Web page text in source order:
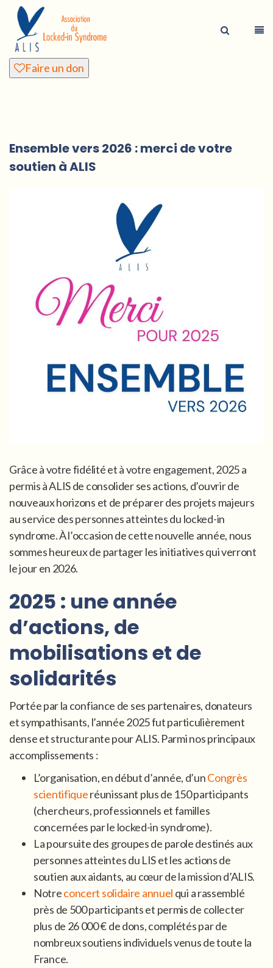
Faire un don
Ensemble vers 2026 : merci de votre
soutien à ALIS
Grâce à votre fidélité et à votre engagement, 2025 a
permis à ALIS de consolider ses actions, d’ouvrir de
nouveaux horizons et de préparer des projets majeurs
au service des personnes atteintes du locked-in
syndrome. À l’occasion de cette nouvelle année, nous
sommes heureux de partager les initiatives qui verront
le jour en 2026.
2025 : une année
d’actions, de
mobilisations et de
solidarités
Portée par la confiance de ses partenaires, donateurs
et sympathisants, l’année 2025 fut particulièrement
dense et structurante pour ALIS. Parmi nos principaux
accomplissements :
L’organisation, en début d’année, d’unCongrès
scientifiqueréunissant plus de 150 participants
(chercheurs, professionnels et familles
concernées par le locked-in syndrome).
La poursuite des groupes de parole destinés aux
personnes atteintes du LIS et les actions de
soutien aux aidants, au cœur de la mission d’ALIS.
Notreconcert solidaire annuel qui a rassemblé
près de 500 participants et permis de collecter
plus de 26 000 € de dons, complétés par de
nombreux soutiens individuels venus de toute la
France.